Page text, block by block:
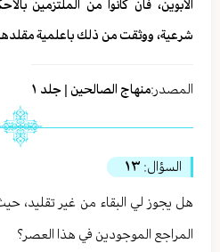
الابوين، فان كانوا من الملتزمين
شرعية، ووثقت من ذلك باعلمية
المصدر:منهاج الصالحين | جلد ١
السؤال: ١٣
هل يجوز لي البقاء من غير تقليد،
المراجع الموجودين في هذا العصر؟